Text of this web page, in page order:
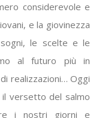
considerevole e
e la giovinezza
le scelte e le
al futuro più in
realizzazioni… Oggi
versetto del salmo
i nostri giorni e